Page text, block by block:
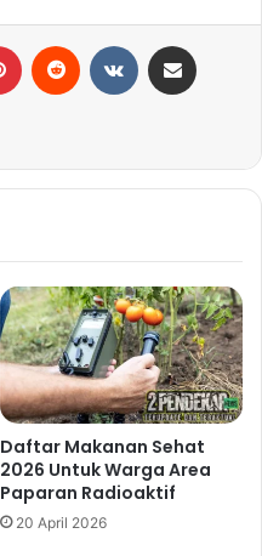
Daftar Makanan Sehat
2026 Untuk Warga Area
Paparan Radioaktif
20 April 2026